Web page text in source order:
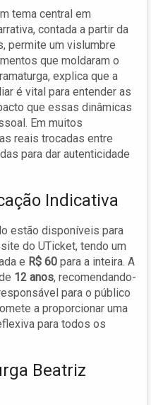
tema central em
contada a partir da
permite um vislumbre
que moldaram o
explica que a
é vital para entender as
que essas dinâmicas
Em muitos
reais trocadas entre
para dar autenticidade
Indicativa
estão disponíveis para
do UTicket, tendo um
e R$ 60 para a inteira. A
12 anos, recomendando-
para o público
a proporcionar uma
para todos os
Beatriz